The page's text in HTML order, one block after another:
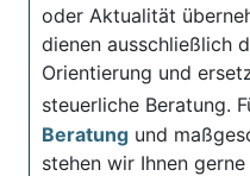
oder Aktualität
dienen ausschließlich
Orientierung und
steuerliche Beratung.
Beratung und
stehen wir Ihnen